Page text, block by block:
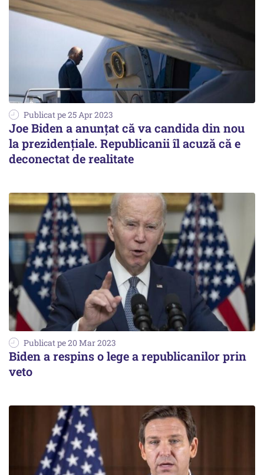
Publicat pe 25 Apr 2023
Joe Biden a anunţat că va candida din nou
la prezidenţiale. Republicanii îl acuză că e
deconectat de realitate
Publicat pe 20 Mar 2023
Biden a respins o lege a republicanilor prin
veto